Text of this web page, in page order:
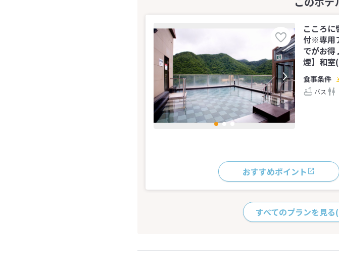
こころ
付※専用
でがお
煙】和室
バス
おすすめポイント
すべてのプランを見る